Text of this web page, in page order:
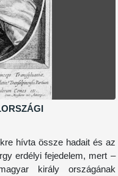
hívta össze hadait és az
erdélyi fejedelem, mert –
király országának